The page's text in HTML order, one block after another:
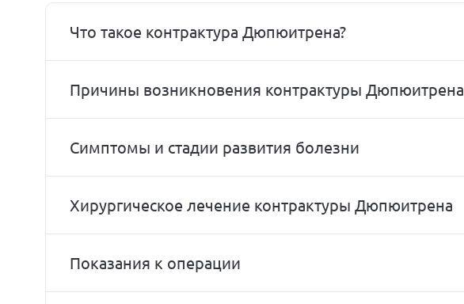
Что такое контрактура Дюпюитрена?
Причины возникновения контрактуры Дюпюитрена
Симптомы и стадии развития болезни
Хирургическое лечение контрактуры Дюпюитрена
Показания к операции